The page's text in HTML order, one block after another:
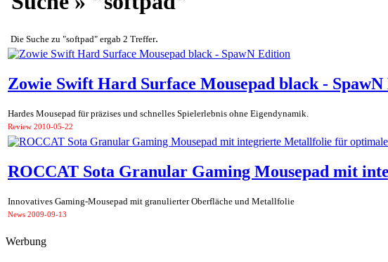
Die Suche zu "softpad" ergab 2 Treffer.
Zowie Swift Hard Surface Mousepad black -
Hardes Mousepad für präzises und schnelles Spielerlebnis ohne Eigendynamik.
Review 2010-05-22
ROCCAT Sota Granular Gaming Mousepad mit
Innovatives Gaming-Mousepad mit granulierter Oberfläche und Metallfolie
News 2009-09-13
Werbung